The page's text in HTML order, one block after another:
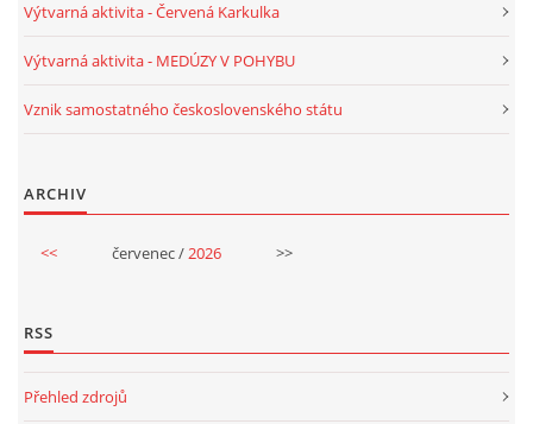
MIKULÁŠSKÁ NADÍLKA
Výtvarná aktivita - Červená Karkulka
Výtvarná aktivita - MEDÚZY V POHYBU
Vznik samostatného československého státu
ARCHIV
<< červenec /2026 >>
RSS
Přehled zdrojů